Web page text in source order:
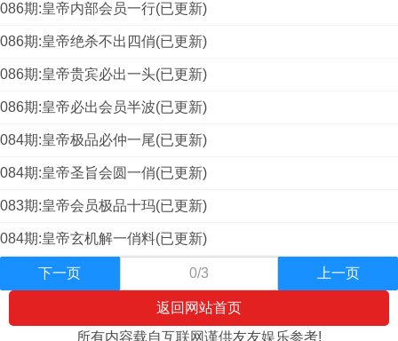
086期:皇帝内部会员一行(已更新)
086期:皇帝绝杀不出四俏(已更新)
086期:皇帝贵宾必出一头(已更新)
086期:皇帝必出会员半波(已更新)
084期:皇帝极品必仲一尾(已更新)
084期:皇帝圣旨会圆一俏(已更新)
083期:皇帝会员极品十玛(已更新)
084期:皇帝玄机解一俏料(已更新)
下一页 0/3 上一页
返回网站首页
所有内容载自互联网谨供友友娱乐参考!